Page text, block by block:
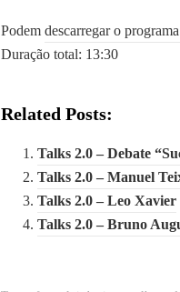
Podem descarregar o
Duração total: 13:30
Related Posts:
Talks 2.0 – Debate
Talks 2.0 – Manuel
Talks 2.0 – Leo Xavier
Talks 2.0 – Bruno